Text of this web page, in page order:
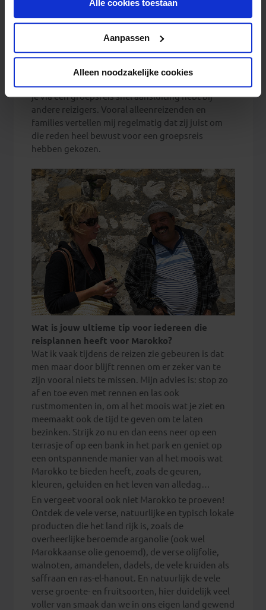
toekomst wijzigen.Alle cookies toestaan
Aanpassen
Alleen noodzakelijke cookies
hebben om de reis voor te bereiden is dat
natuurlijk een groot voordeel. De reizen zitten
veel optionele excursies en activiteiten
aangeboden en er is een goede afwisseling tussen
cultuur en natuur, stad en platteland. Voor ieder
je via een groepsreis snel aansluiting hebt bij
andere reizigers. Vooral alleenreizenden en
families vertellen mij regelmatig dat zij juist om
die reden heel bewust voor een groepsreis
hebben gekozen.
Wat is jouw ultieme tip voor iedereen die
reisplannen heeft voor Marokko?
Wat ik vaak tijdens de reizen zie gebeuren is dat
men maar door blijft rennen om er zeker van te
zijn vooral niets te missen. Mijn advies is: stop zo
af en toe even met rennen en las ook
rustmomenten in, om al het moois wat je ziet en
meemaakt ook de tijd te geven om te laten
bezinken. Strijk zo nu en dan eens neer op een
terrasje of op een bank in het park en geniet op
een ontspannende manier van al het moois wat
Marokko te bieden heeft, zoals de geuren,
kleuren, geluiden en het leven van alledag…
En vergeet vooral ook niet Marokko te proeven!
Ontdek de vele verse, natuurlijke en typisch lokale
producten die het land rijk is, zoals de
overheerlijke beroemde arganolie (ook wel
Marokkaanse olie genoemd), de verse olijfolie,
walnoten, amandelen, dadels, de vele kruiden als
saffraan en ras-el-hanout. En natuurlijk de vele
verse groente- en fruitsoorten, hier duidelijk veel
voller van smaak dan we in ons eigen land gewend